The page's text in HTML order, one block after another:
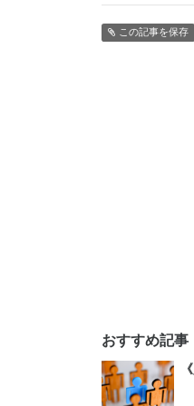
この記事を保存
おすすめ記事